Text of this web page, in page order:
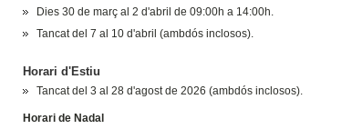
Dies 30 de març al 2 d'abril de 09:00h a 14:00h.
Tancat del 7 al 10 d'abril (ambdós inclosos).
Horari d'Estiu
Tancat del 3 al 28 d'agost de 2026 (ambdós inclosos).
Horari de Nadal